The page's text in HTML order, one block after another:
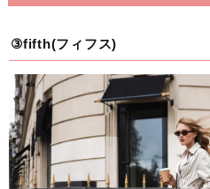
③fifth(フィフス)